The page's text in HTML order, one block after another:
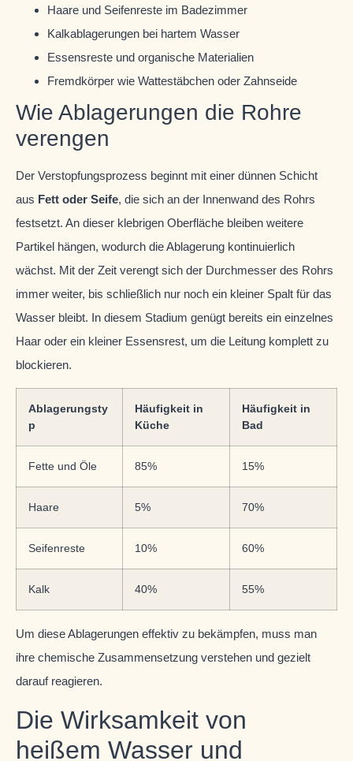
Haare und Seifenreste im Badezimmer
Kalkablagerungen bei hartem Wasser
Essensreste und organische Materialien
Fremdkörper wie Wattestäbchen oder Zahnseide
Wie Ablagerungen die Rohre
verengen
Der Verstopfungsprozess beginnt mit einer dünnen Schicht
aus Fett oder Seife, die sich an der Innenwand des Rohrs
festsetzt. An dieser klebrigen Oberfläche bleiben weitere
Partikel hängen, wodurch die Ablagerung kontinuierlich
wächst. Mit der Zeit verengt sich der Durchmesser des Rohrs
immer weiter, bis schließlich nur noch ein kleiner Spalt für das
Wasser bleibt. In diesem Stadium genügt bereits ein einzelnes
Haar oder ein kleiner Essensrest, um die Leitung komplett zu
blockieren.
Ablagerungsty
p
Häufigkeit in
Küche
Häufigkeit in
Bad
Fette und Öle 85% 15%
Haare 5% 70%
Seifenreste 10% 60%
Kalk 40% 55%
Um diese Ablagerungen effektiv zu bekämpfen, muss man
ihre chemische Zusammensetzung verstehen und gezielt
darauf reagieren.
Die Wirksamkeit von
heißem Wasser und